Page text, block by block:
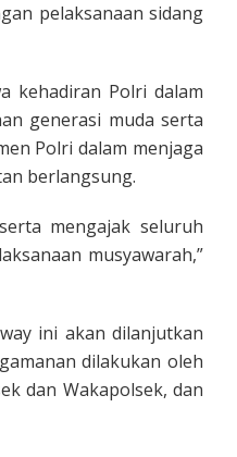
pelaksanaan sidang
kehadiran Polri dalam
generasi muda serta
Polri dalam menjaga
berlangsung.
mengajak seluruh
musyawarah,”
ini akan dilanjutkan
dilakukan oleh
dan Wakapolsek, dan